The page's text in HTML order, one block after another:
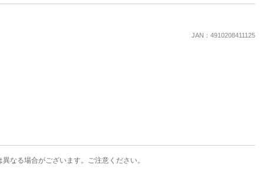
JAN：4910208411125
なる場合がございます。ご注意ください。